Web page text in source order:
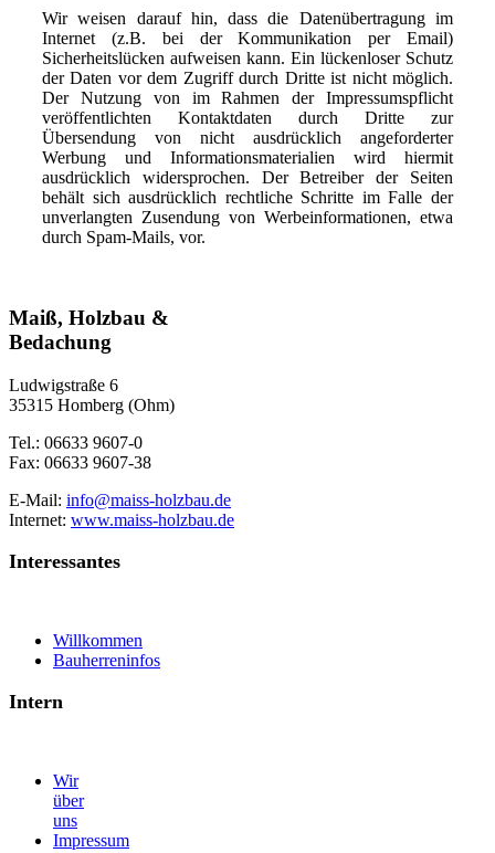
Wir weisen darauf hin, dass die Datenübertragung im
Internet (z.B. bei der Kommunikation per Email)
Sicherheitslücken aufweisen kann. Ein lückenloser Schutz
der Daten vor dem Zugriff durch Dritte ist nicht möglich.
Der Nutzung von im Rahmen der Impressumspflicht
veröffentlichten Kontaktdaten durch Dritte zur
Übersendung von nicht ausdrücklich angeforderter
Werbung und Informationsmaterialien wird hiermit
ausdrücklich widersprochen. Der Betreiber der Seiten
behält sich ausdrücklich rechtliche Schritte im Falle der
unverlangten Zusendung von Werbeinformationen, etwa
durch Spam-Mails, vor.
Maiß, Holzbau &
Bedachung
Ludwigstraße 6
35315 Homberg (Ohm)
Tel.: 06633 9607-0
Fax: 06633 9607-38
E-Mail: info@maiss-holzbau.de
Internet: www.maiss-holzbau.de
Interessantes
Willkommen
Bauherreninfos
Intern
Wir
über
uns
Impressum